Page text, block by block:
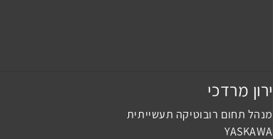
ירון מרדכי
מנהל תחום רובוטיקה תעשייתית
YASKAWA